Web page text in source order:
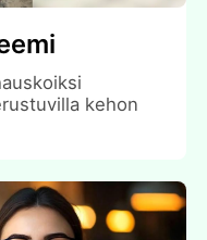
kehon